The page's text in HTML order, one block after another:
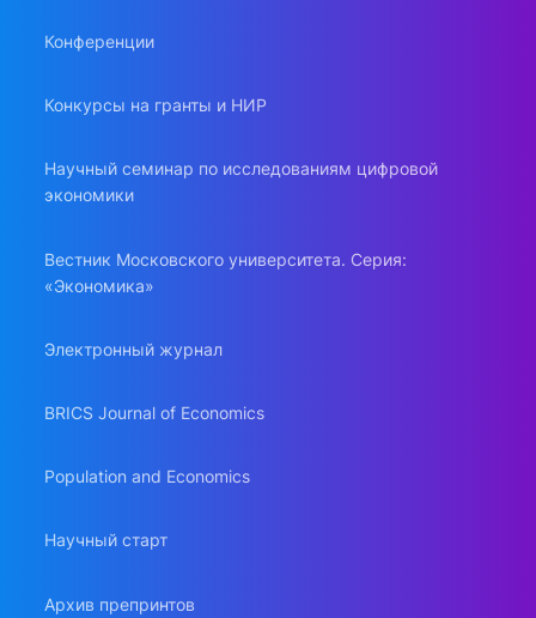
Конференции
Конкурсы на гранты и НИР
Научный семинар по исследованиям цифровой
экономики
Вестник Московского университета. Серия:
«Экономика»
Электронный журнал
BRICS Journal of Economics
Population and Economics
Научный старт
Архив препринтов